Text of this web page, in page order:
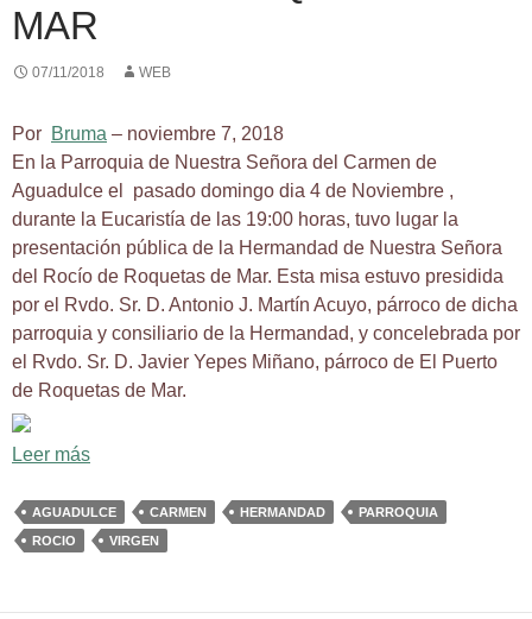
MAR
07/11/2018 WEB
Por Bruma – noviembre 7, 2018
En la Parroquia de Nuestra Señora del Carmen de
Aguadulce el pasado domingo dia 4 de Noviembre ,
durante la Eucaristía de las 19:00 horas, tuvo lugar la
presentación pública de la Hermandad de Nuestra Señora
del Rocío de Roquetas de Mar. Esta misa estuvo presidida
por el Rvdo. Sr. D. Antonio J. Martín Acuyo, párroco de dicha
parroquia y consiliario de la Hermandad, y concelebrada por
el Rvdo. Sr. D. Javier Yepes Miñano, párroco de El Puerto
de Roquetas de Mar.
Leer más
AGUADULCE CARMEN HERMANDAD
PARROQUIA
ROCIO
VIRGEN